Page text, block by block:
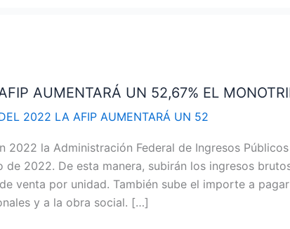
AUMENTARÁ UN 52,67% EL
2022 LA AFIP AUMENTARÁ UN 52
2022 la Administración Federal de Ingresos
de 2022. De esta manera, subirán los ingresos
venta por unidad. También sube el importe a
y a la obra social. […]